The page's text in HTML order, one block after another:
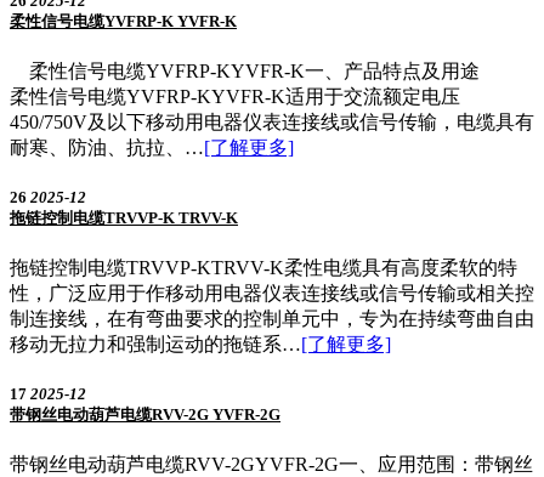
柔性信号电缆YVFRP-K YVFR-K
柔性信号电缆YVFRP-KYVFR-K一、产品特点及用途
柔性信号电缆YVFRP-KYVFR-K适用于交流额定电压
450/750V及以下移动用电器仪表连接线或信号传输，电缆具有
耐寒、防油、抗拉、…[了解更多]
26 2025-12
拖链控制电缆TRVVP-K TRVV-K
拖链控制电缆TRVVP-KTRVV-K柔性电缆具有高度柔软的特
性，广泛应用于作移动用电器仪表连接线或信号传输或相关控
制连接线，在有弯曲要求的控制单元中，专为在持续弯曲自由
移动无拉力和强制运动的拖链系…[了解更多]
17 2025-12
带钢丝电动葫芦电缆RVV-2G YVFR-2G
带钢丝电动葫芦电缆RVV-2GYVFR-2G一、应用范围：带钢丝